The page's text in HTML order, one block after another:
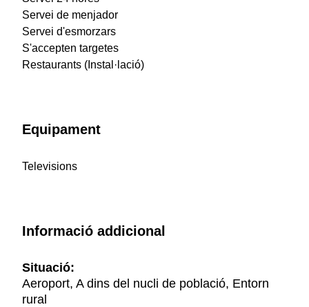
Servei de menjador
Servei d'esmorzars
S'accepten targetes
Restaurants (Instal·lació)
Equipament
Televisions
Informació addicional
Situació:
Aeroport, A dins del nucli de població, Entorn
rural